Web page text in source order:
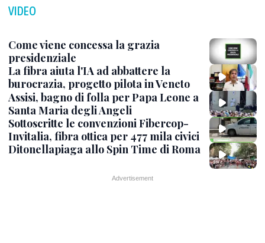
VIDEO
Come viene concessa la grazia
presidenziale
La fibra aiuta l'IA ad abbattere la
burocrazia, progetto pilota in Veneto
Assisi, bagno di folla per Papa Leone a
Santa Maria degli Angeli
Sottoscritte le convenzioni Fibercop-
Invitalia, fibra ottica per 477 mila civici
Ditonellapiaga allo Spin Time di Roma